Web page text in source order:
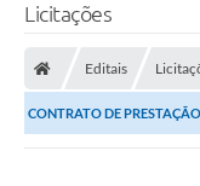
Licitações
Editais
CONTRATO DE